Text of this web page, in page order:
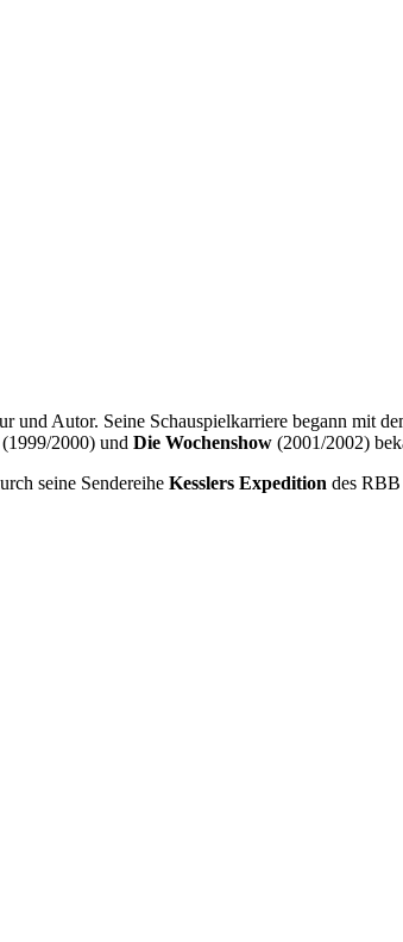
und Autor. Seine Schauspielkarriere begann mit
(1999/2000) und Die Wochenshow (2001/2002)
seine Sendereihe Kesslers Expedition des